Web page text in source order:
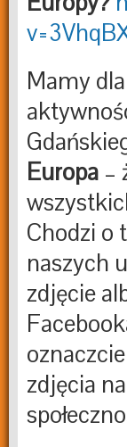
Mamy
Europa –
Chodzi o
naszych
zdjęcie
zdjęcia